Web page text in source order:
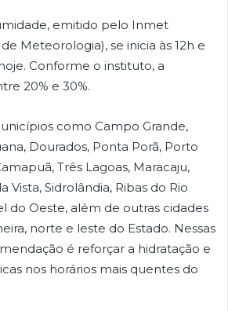
emitido pelo Inmet
Meteorologia), se inicia às 12h e
Conforme o instituto, a
20% e 30%.
como Campo Grande,
Dourados, Ponta Porã, Porto
Três Lagoas, Maracaju,
Vista, Sidrolândia, Ribas do Rio
do Oeste, além de outras cidades
norte e leste do Estado. Nessas
é reforçar a hidratação e
nos horários mais quentes do